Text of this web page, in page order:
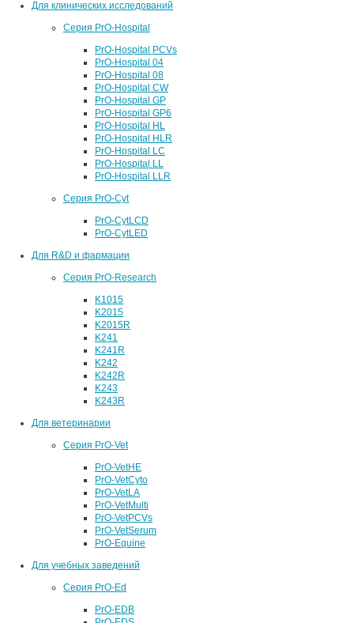
Для клинических исследований
Серия PrO-Hospital
PrO-Hospital PCVs
PrO-Hospital 04
PrO-Hospital 08
PrO-Hospital CW
PrO-Hospital GP
PrO-Hospital GP6
PrO-Hospital HL
PrO-Hospital HLR
PrO-Hospital LC
PrO-Hospital LL
PrO-Hospital LLR
Серия PrO-Cyt
PrO-CytLCD
PrO-CytLED
Для R&D и фармации
Серия PrO-Research
K1015
K2015
K2015R
K241
K241R
K242
K242R
K243
K243R
Для ветеринарии
Серия PrO-Vet
PrO-VetHE
PrO-VetCyto
PrO-VetLA
PrO-VetMulti
PrO-VetPCVs
PrO-VetSerum
PrO-Equine
Для учебных заведений
Серия PrO-Ed
PrO-EDB